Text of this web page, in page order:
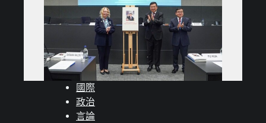
國際
政治
言論